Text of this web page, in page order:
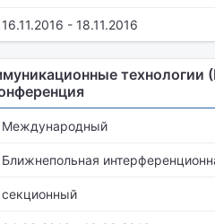
16.11.2016 - 18.11.2016
Международный
Ближнепольная
секционный